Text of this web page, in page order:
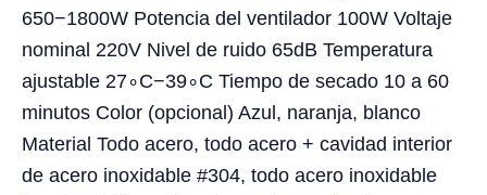
650−1800W Potencia del ventilador 100W Voltaje
nominal 220V Nivel de ruido 65dB Temperatura
ajustable 27∘C−39∘C Tiempo de secado 10 a 60
minutos Color (opcional) Azul, naranja, blanco
Material Todo acero, todo acero + cavidad interior
de acero inoxidable #304, todo acero inoxidable